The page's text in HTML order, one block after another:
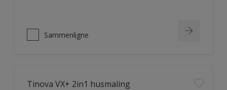
Sammenligne
Tinova VX+ 2in1 husmaling